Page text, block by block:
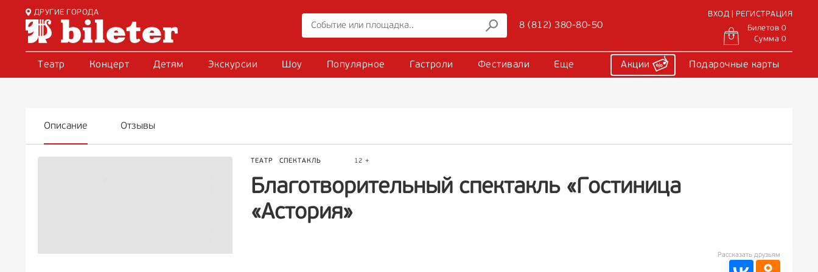
ДРУГИЕ ГОРОДА
8 (812) 380-80-50
ВХОД | РЕГИСТРАЦИЯ
Билетов 0
Сумма 0
Театр Концерт Детям Экскурсии Шоу Популярное Гастроли Фестивали Еще Акции Подарочные карты
Описание Отзывы
ТЕАТР СПЕКТАКЛЬ 12 +
Благотворительный спектакль «Гостиница
«Астория»
Рассказать друзьям